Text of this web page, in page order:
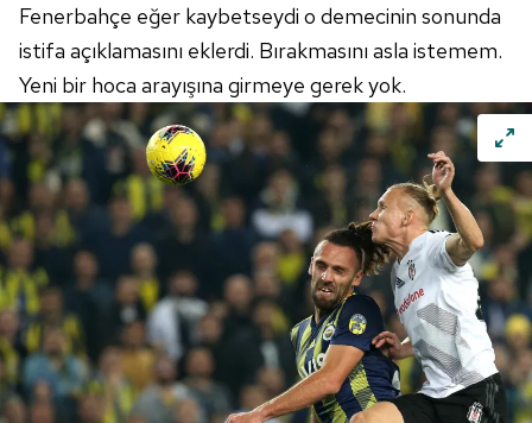
Fenerbahçe eğer kaybetseydi o demecinin sonunda
istifa açıklamasını eklerdi. Bırakmasını asla istemem.
Yeni bir hoca arayışına girmeye gerek yok.